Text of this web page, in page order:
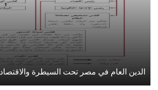
الدين العام في مصر تحت السيطرة والاقتصاد